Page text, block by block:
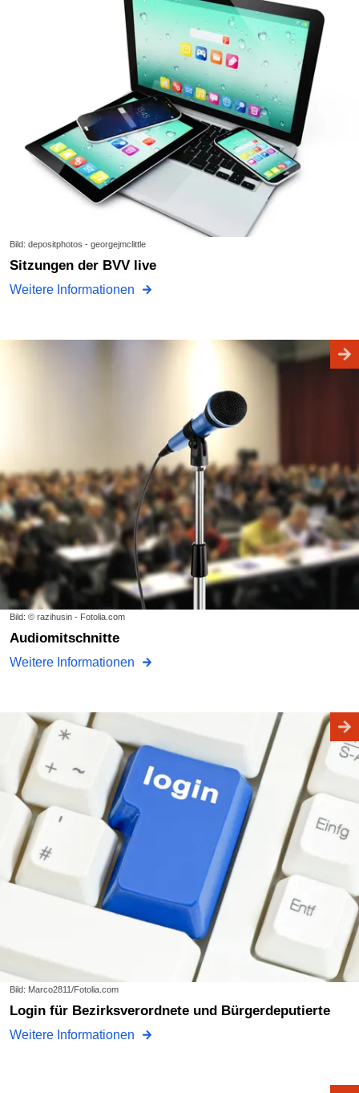
Bild: depositphotos - georgejmclittle
Sitzungen der BVV live
Weitere Informationen
Bild: © razihusin - Fotolia.com
Audiomitschnitte
Weitere Informationen
Bild: Marco2811/Fotolia.com
Login für Bezirksverordnete und Bürgerdeputierte
Weitere Informationen